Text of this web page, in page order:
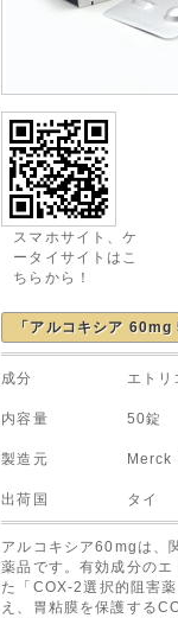
スマホサイト、ケ
ータイサイトはこ
ちらから！
「アルコキシア
成分 エトリコ
内容量 50錠
製造元 Merck &
出荷国 タイ
アルコキシア60mgは、
薬品です。有効成分の
た「COX-2選択的阻害
え、胃粘膜を保護する